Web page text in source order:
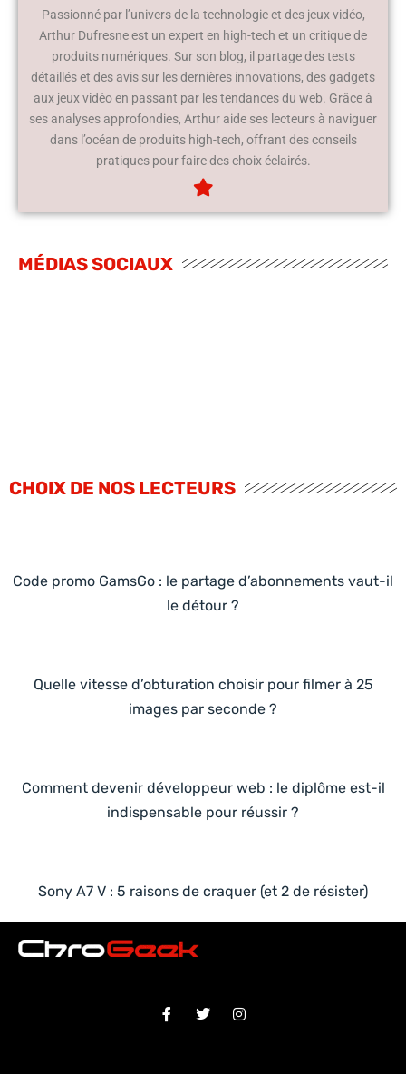
Passionné par l’univers de la technologie et des jeux vidéo,
Arthur Dufresne est un expert en high-tech et un critique de
produits numériques. Sur son blog, il partage des tests
détaillés et des avis sur les dernières innovations, des gadgets
aux jeux vidéo en passant par les tendances du web. Grâce à
ses analyses approfondies, Arthur aide ses lecteurs à naviguer
dans l’océan de produits high-tech, offrant des conseils
pratiques pour faire des choix éclairés.
MÉDIAS SOCIAUX
CHOIX DE NOS LECTEURS
Code promo GamsGo : le partage d’abonnements vaut-il
le détour ?
Quelle vitesse d’obturation choisir pour filmer à 25
images par seconde ?
Comment devenir développeur web : le diplôme est-il
indispensable pour réussir ?
Sony A7 V : 5 raisons de craquer (et 2 de résister)